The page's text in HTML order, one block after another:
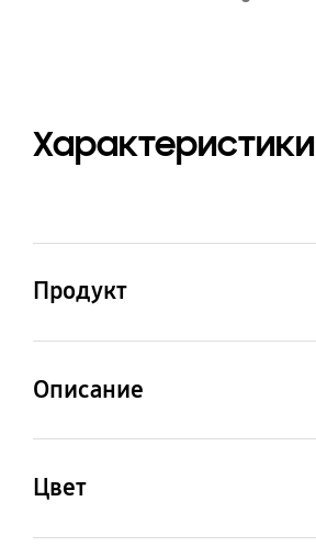
Характеристики
Продукт
Станция очистки
Описание
Серии Jet 70 (Код
Цвет
Белый